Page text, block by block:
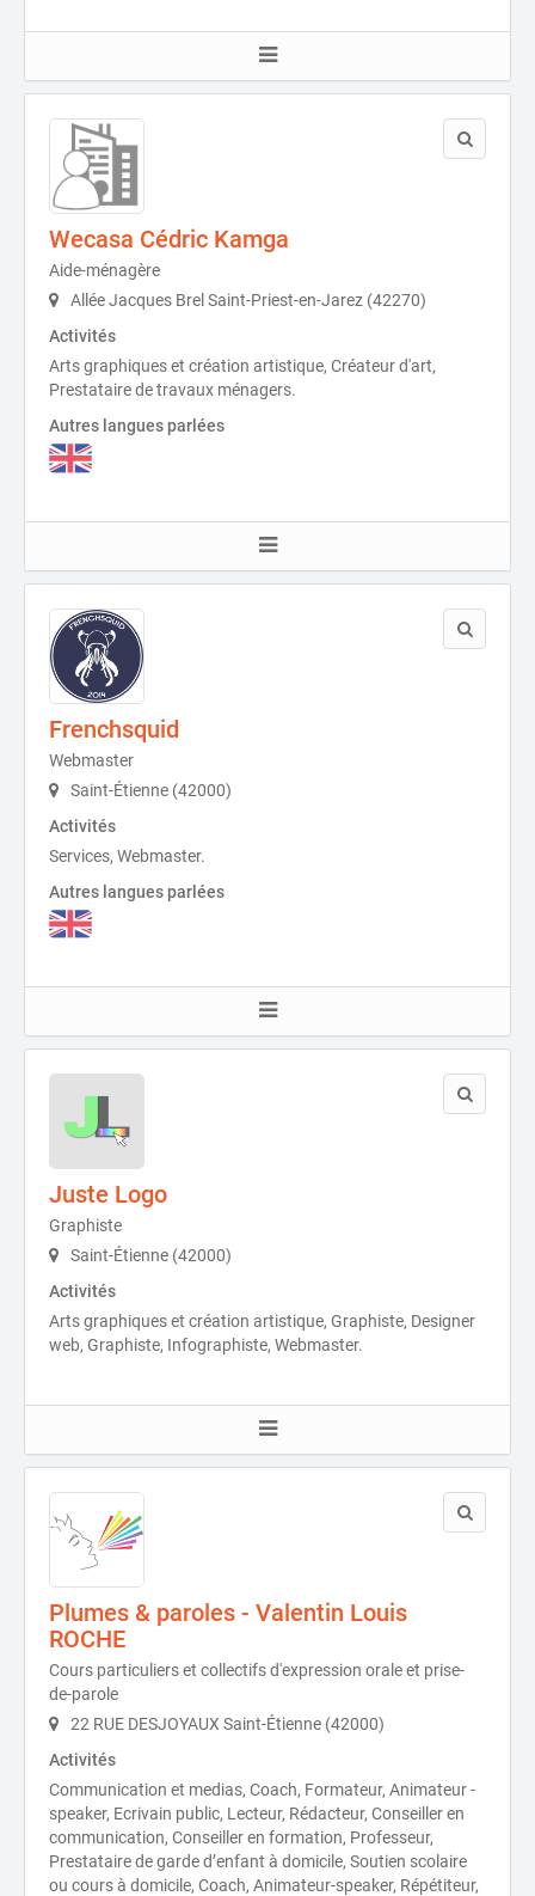
Wecasa Cédric Kamga
Aide-ménagère
Allée Jacques Brel Saint-Priest-en-Jarez (42270)
Activités
Arts graphiques et création artistique, Créateur d'art,
Prestataire de travaux ménagers.
Autres langues parlées
Frenchsquid
Webmaster
Saint-Étienne (42000)
Activités
Services, Webmaster.
Autres langues parlées
Juste Logo
Graphiste
Saint-Étienne (42000)
Activités
Arts graphiques et création artistique, Graphiste, Designer
web, Graphiste, Infographiste, Webmaster.
Plumes & paroles - Valentin Louis
ROCHE
Cours particuliers et collectifs d'expression orale et prise-
de-parole
22 RUE DESJOYAUX Saint-Étienne (42000)
Activités
Communication et medias, Coach, Formateur, Animateur -
speaker, Ecrivain public, Lecteur, Rédacteur, Conseiller en
communication, Conseiller en formation, Professeur,
Prestataire de garde d’enfant à domicile, Soutien scolaire
ou cours à domicile, Coach, Animateur-speaker, Répétiteur,